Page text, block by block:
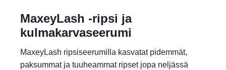
MaxeyLash -ripsi ja
kulmakarvaseerumi
MaxeyLash ripsiseerumilla kasvatat pidemmät,
paksummat ja tuuheammat ripset jopa neljässä